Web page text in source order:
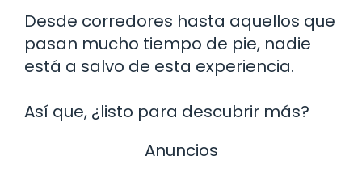
Desde corredores hasta aquellos que
pasan mucho tiempo de pie, nadie
está a salvo de esta experiencia.
Así que, ¿listo para descubrir más?
Anuncios